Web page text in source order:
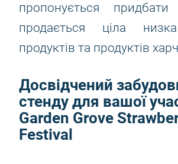
пропонується
продається ціла
продуктів та продуктів
Досвідчений
стенду для вашої
Garden Grove
Festival